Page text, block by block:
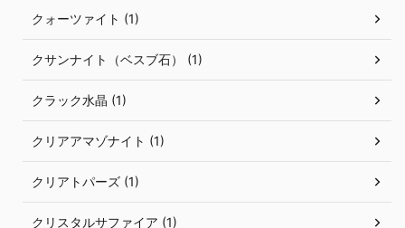
クォーツァイト (1)
クサンナイト（ベスブ石） (1)
クラック水晶 (1)
クリアアマゾナイト (1)
クリアトパーズ (1)
クリスタルサファイア (1)